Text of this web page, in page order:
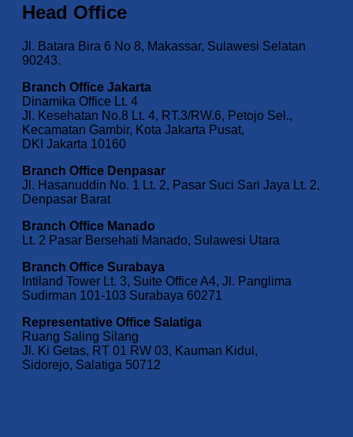
Head Office
Jl. Batara Bira 6 No 8, Makassar, Sulawesi Selatan
90243.
Branch Office Jakarta
Dinamika Office Lt. 4
Jl. Kesehatan No.8 Lt. 4, RT.3/RW.6, Petojo Sel.,
Kecamatan Gambir, Kota Jakarta Pusat,
DKI Jakarta 10160
Branch Office Denpasar
Jl. Hasanuddin No. 1 Lt. 2, Pasar Suci Sari Jaya Lt. 2,
Denpasar Barat
Branch Office Manado
Lt. 2 Pasar Bersehati Manado, Sulawesi Utara
Branch Office Surabaya
Intiland Tower Lt. 3, Suite Office A4, Jl. Panglima
Sudirman 101-103 Surabaya 60271
Representative Office Salatiga
Ruang Saling Silang
Jl. Ki Getas, RT 01 RW 03, Kauman Kidul,
Sidorejo, Salatiga 50712